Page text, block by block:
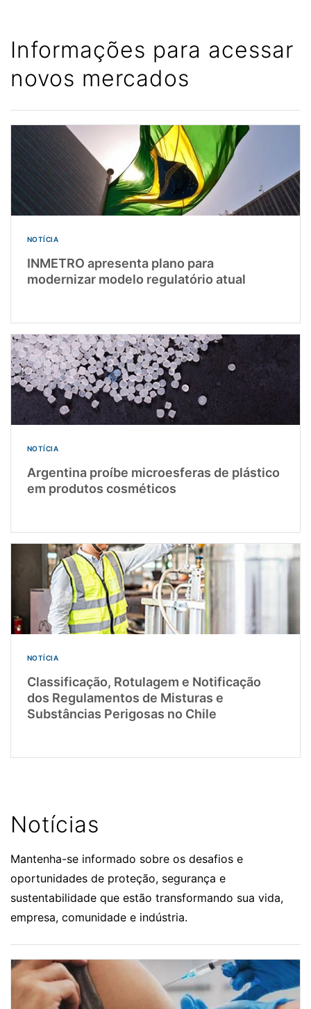
Informações para acessar
novos mercados
NOTÍCIA
INMETRO apresenta plano para
modernizar modelo regulatório atual
NOTÍCIA
Argentina proíbe microesferas de plástico
em produtos cosméticos
NOTÍCIA
Classificação, Rotulagem e Notificação
dos Regulamentos de Misturas e
Substâncias Perigosas no Chile
Notícias
Mantenha-se informado sobre os desafios e
oportunidades de proteção, segurança e
sustentabilidade que estão transformando sua vida,
empresa, comunidade e indústria.